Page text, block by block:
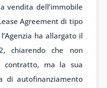
vendita dell’immobile
Agreement di tipo
ha allargato il
chiarendo che non
contratto, ma la sua
di autofinanziamento